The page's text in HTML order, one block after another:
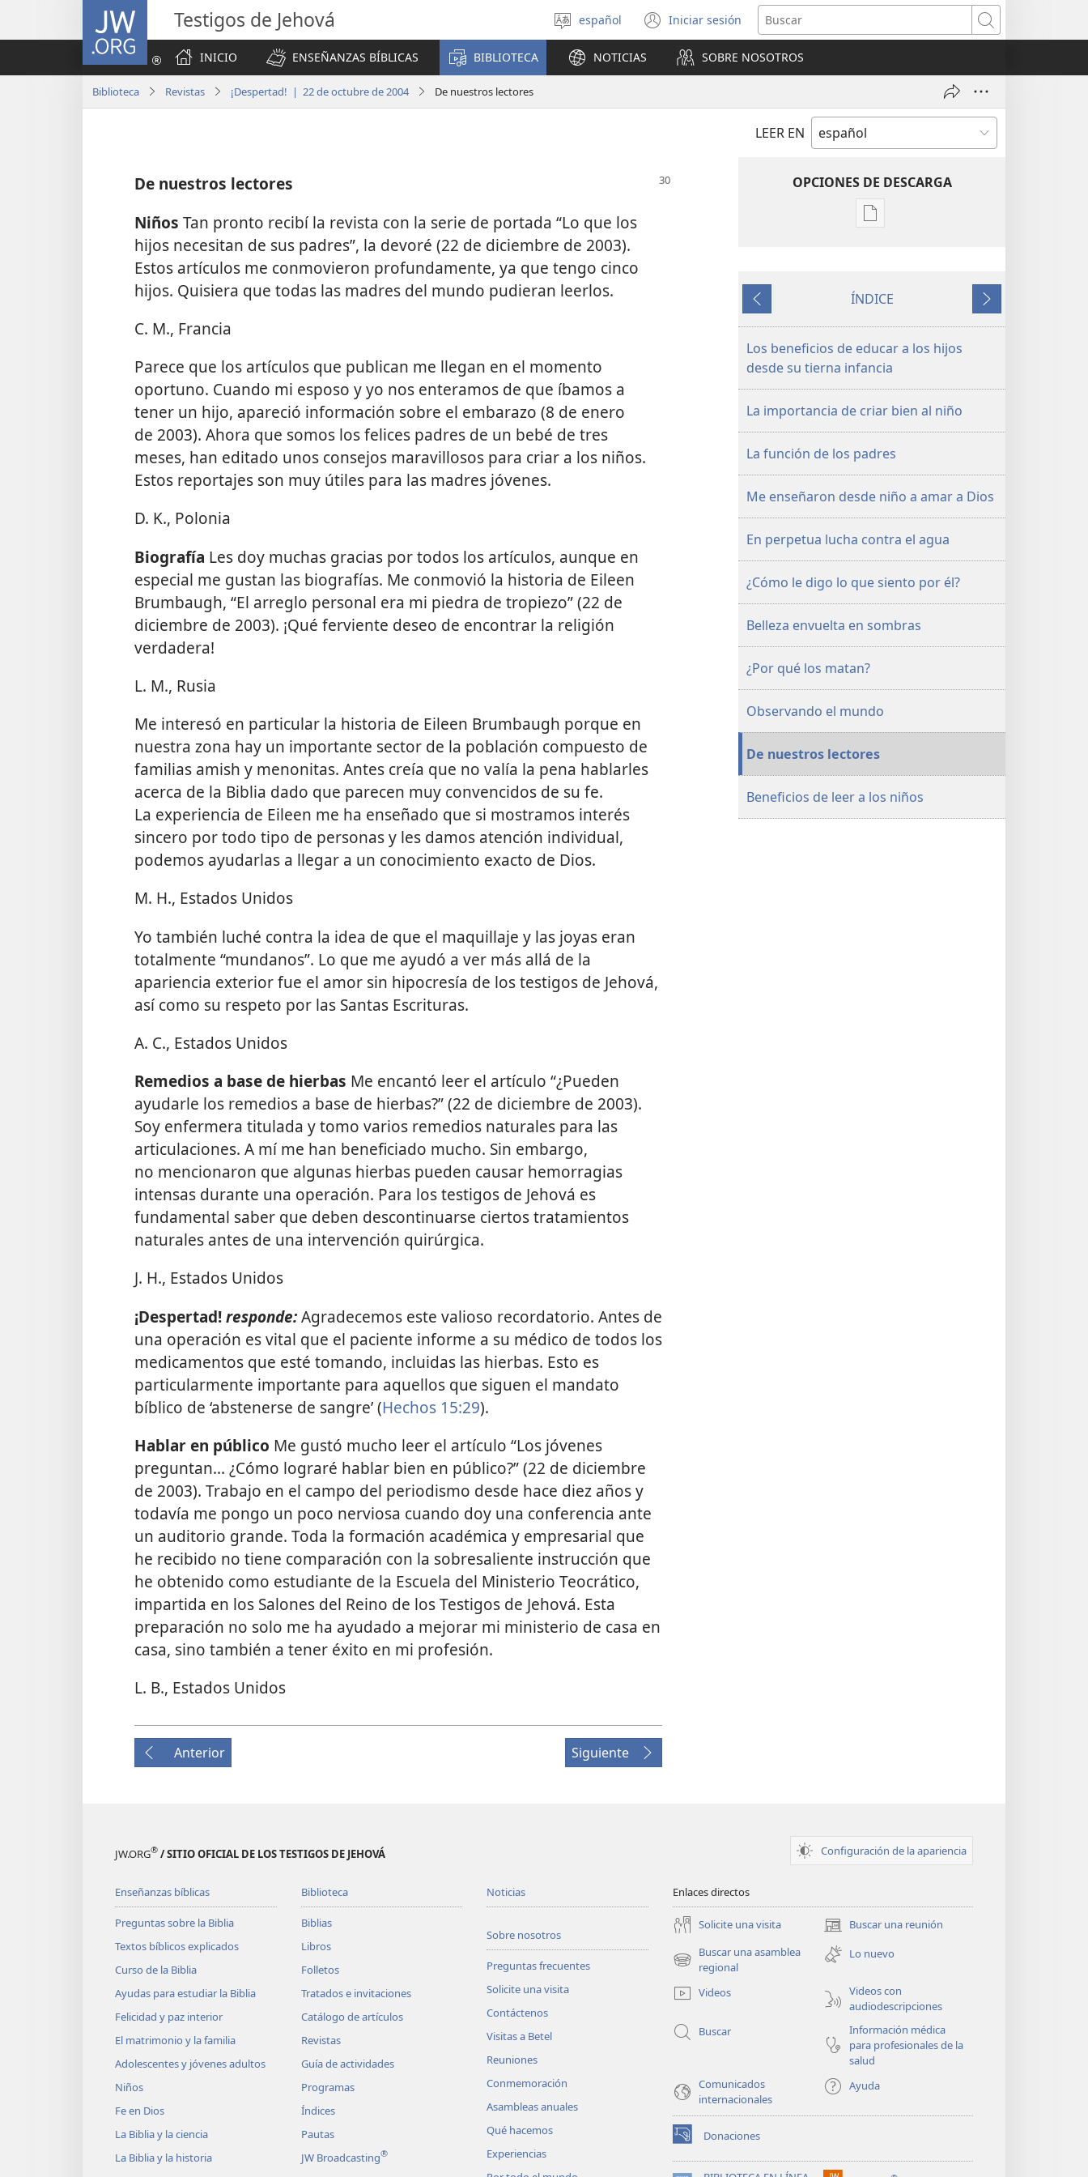
JW.ORG Testigos de Jehová
Seleccionar
idioma
español Iniciar sesión
(abre
una
nueva
ventana)
Buscar
INICIO
ENSEÑANZAS BÍBLICAS BIBLIOTECA NOTICIAS SOBRE NOSOTROS
Biblioteca Revistas ¡Despertad! | 22 de octubre de 2004 De nuestros lectores
LEER EN
De nuestros lectores
Niños Tan pronto recibí la revista con la serie de portada “Lo que los
hijos necesitan de sus padres”, la devoré (22 de diciembre de 2003).
Estos artículos me conmovieron profundamente, ya que tengo cinco
hijos. Quisiera que todas las madres del mundo pudieran leerlos.
C. M., Francia
Parece que los artículos que publican me llegan en el momento
oportuno. Cuando mi esposo y yo nos enteramos de que íbamos a
tener un hijo, apareció información sobre el embarazo (8 de enero
de 2003). Ahora que somos los felices padres de un bebé de tres
meses, han editado unos consejos maravillosos para criar a los niños.
Estos reportajes son muy útiles para las madres jóvenes.
D. K., Polonia
Biografía Les doy muchas gracias por todos los artículos, aunque en
especial me gustan las biografías. Me conmovió la historia de Eileen
Brumbaugh, “El arreglo personal era mi piedra de tropiezo” (22 de
diciembre de 2003). ¡Qué ferviente deseo de encontrar la religión
verdadera!
L. M., Rusia
Me interesó en particular la historia de Eileen Brumbaugh porque en
nuestra zona hay un importante sector de la población compuesto de
familias amish y menonitas. Antes creía que no valía la pena hablarles
acerca de la Biblia dado que parecen muy convencidos de su fe.
La experiencia de Eileen me ha enseñado que si mostramos interés
sincero por todo tipo de personas y les damos atención individual,
podemos ayudarlas a llegar a un conocimiento exacto de Dios.
M. H., Estados Unidos
Yo también luché contra la idea de que el maquillaje y las joyas eran
totalmente “mundanos”. Lo que me ayudó a ver más allá de la
apariencia exterior fue el amor sin hipocresía de los testigos de Jehová,
así como su respeto por las Santas Escrituras.
A. C., Estados Unidos
Remedios a base de hierbas Me encantó leer el artículo “¿Pueden
ayudarle los remedios a base de hierbas?” (22 de diciembre de 2003).
Soy enfermera titulada y tomo varios remedios naturales para las
articulaciones. A mí me han beneficiado mucho. Sin embargo,
no mencionaron que algunas hierbas pueden causar hemorragias
intensas durante una operación. Para los testigos de Jehová es
fundamental saber que deben descontinuarse ciertos tratamientos
naturales antes de una intervención quirúrgica.
J. H., Estados Unidos
¡Despertad!responde:Agradecemos este valioso recordatorio. Antes de
una operación es vital que el paciente informe a su médico de todos los
medicamentos que esté tomando, incluidas las hierbas. Esto es
particularmente importante para aquellos que siguen el mandato
bíblico de ‘abstenerse de sangre’ (Hechos 15:29).
Hablar en público Me gustó mucho leer el artículo “Los jóvenes
preguntan... ¿Cómo lograré hablar bien en público?” (22 de diciembre
de 2003). Trabajo en el campo del periodismo desde hace diez años y
todavía me pongo un poco nerviosa cuando doy una conferencia ante
un auditorio grande. Toda la formación académica y empresarial que
he recibido no tiene comparación con la sobresaliente instrucción que
he obtenido como estudiante de la Escuela del Ministerio Teocrático,
impartida en los Salones del Reino de los Testigos de Jehová. Esta
preparación no solo me ha ayudado a mejorar mi ministerio de casa en
casa, sino también a tener éxito en mi profesión.
L. B., Estados Unidos
Anterior Siguiente
OPCIONES DE DESCARGA
Opciones
publicaciones
22
de
octubre
Anterior
ÍNDICE
Siguiente
Los beneficios de educar a los hijos
desde su tierna infancia
La importancia de criar bien al niño
La función de los padres
Me enseñaron desde niño a amar a Dios
En perpetua lucha contra el agua
¿Cómo le digo lo que siento por él?
Belleza envuelta en sombras
¿Por qué los matan?
Observando el mundo
De nuestros lectores
Beneficios de leer a los niños
JW.ORG® / SITIO OFICIAL DE LOS TESTIGOS DE JEHOVÁ Configuración de la apariencia
Enseñanzas bíblicas
Preguntas sobre la Biblia
Textos bíblicos explicados
Curso de la Biblia
Ayudas para estudiar la Biblia
Felicidad y paz interior
El matrimonio y la familia
Adolescentes y jóvenes adultos
Niños
Fe en Dios
La Biblia y la ciencia
La Biblia y la historia
Biblioteca
Biblias
Libros
Folletos
Tratados e invitaciones
Catálogo de artículos
Revistas
Guía de actividades
Programas
Índices
Pautas
JW Broadcasting®
Noticias
Sobre nosotros
Preguntas frecuentes
Solicite una visita
Contáctenos
Visitas a Betel
Reuniones
Conmemoración
Asambleas anuales
Qué hacemos
Experiencias
Enlaces directos
Solicite una visita Buscar una reunión
(abre
una
nueva
Buscar una asamblea
regional
(abre
nueva
Lo nuevo
Videos
Videos con
audiodescripciones
Buscar
Información médica
para profesionales de la
salud
Comunicados
internacionales
Ayuda
Donaciones
(abre
una
nueva